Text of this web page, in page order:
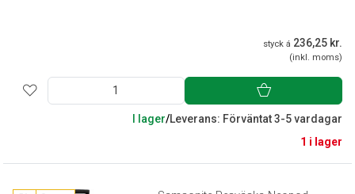
styck á 236,25 kr.
(inkl. moms)
I lager/Leverans: Förväntat 3-5 vardagar
1 i lager